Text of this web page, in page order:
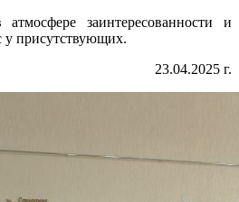
заинтересованности и
у присутствующих.
23.04.2025 г.